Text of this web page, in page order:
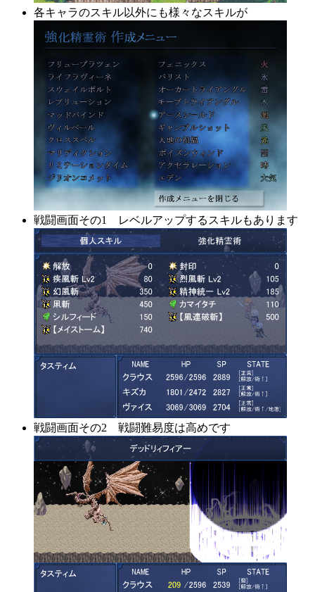
各キャラのスキル以外にも様々なスキルが
戦闘画面その1 レベルアップするスキルもあります
戦闘画面その2 戦闘難易度は高めです